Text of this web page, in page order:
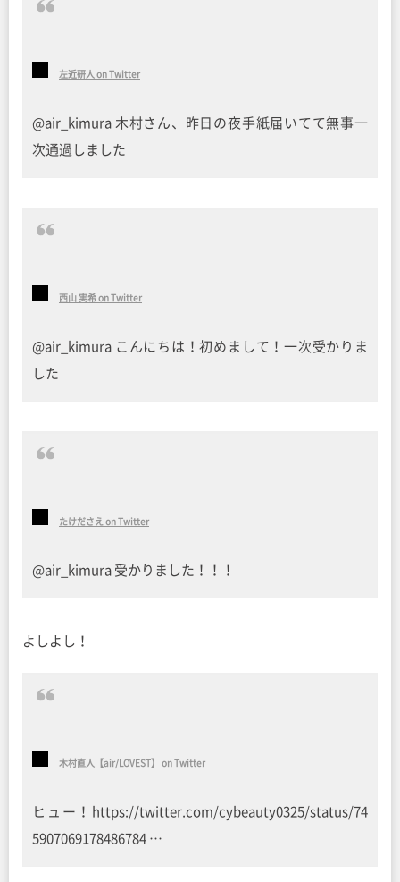
左近研人 on Twitter
@air_kimura 木村さん、昨日の夜手紙届いてて無事一
次通過しました
西山 実希 on Twitter
@air_kimura こんにちは！初めまして！一次受かりま
した
たけださえ on Twitter
@air_kimura 受かりました！！！
よしよし！
木村直人【air/LOVEST】 on Twitter
ヒュー！https://twitter.com/cybeauty0325/status/74
5907069178486784 …